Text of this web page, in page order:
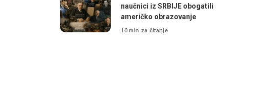
naučnici iz SRBIJE obogatili
američko obrazovanje
10 min za čitanje